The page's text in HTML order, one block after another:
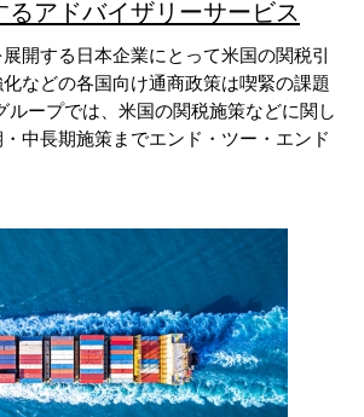
アドバイザリーサービス
開する日本企業にとって米国の関税引
などの各国向け通商政策は喫緊の課題
ープでは、米国の関税施策などに関し
中長期施策までエンド・ツー・エンド